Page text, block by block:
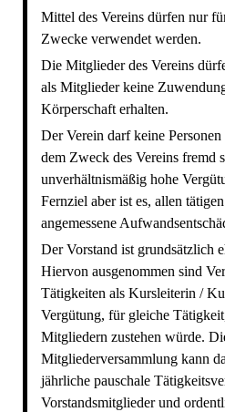
Mittel des Vereins dürfen nur
Zwecke verwendet werden.
Die Mitglieder des Vereins
als Mitglieder keine
Körperschaft erhalten.
Der Verein darf keine
dem Zweck des Vereins fremd
unverhältnismäßig hohe
Fernziel aber ist es, allen
angemessene
Der Vorstand ist grundsätzlich
Hiervon ausgenommen sind
Tätigkeiten als Kursleiterin /
Vergütung, für gleiche
Mitgliedern zustehen würde.
Mitgliederversammlung kann
jährliche pauschale
Vorstandsmitglieder und